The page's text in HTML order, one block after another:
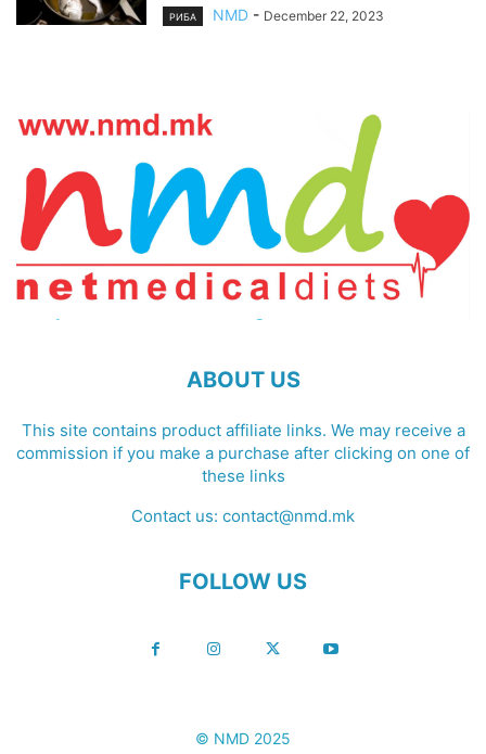
РИБА NMD - December 22, 2023
ABOUT US
This site contains product affiliate links. We may receive a
commission if you make a purchase after clicking on one of
these links
Contact us: contact@nmd.mk
FOLLOW US
© NMD 2025